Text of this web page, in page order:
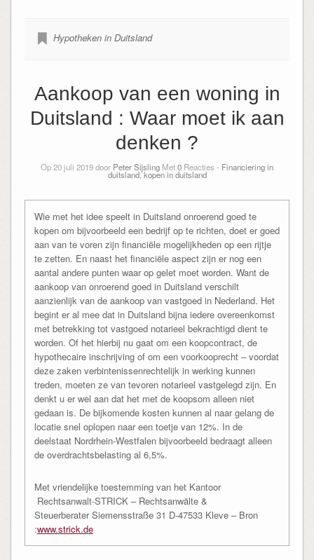
Hypotheken in Duitsland
Aankoop van een woning in
Duitsland : Waar moet ik aan
denken ?
Op 20 juli 2019 door Peter Sijsling Met0 Reacties - Financiering in
duitsland,kopen in duitsland
Wie met het idee speelt in Duitsland onroerend goed te
kopen om bijvoorbeeld een bedrijf op te richten, doet er goed
aan van te voren zijn financiële mogelijkheden op een rijtje
te zetten. En naast het financiële aspect zijn er nog een
aantal andere punten waar op gelet moet worden. Want de
aankoop van onroerend goed in Duitsland verschilt
aanzienlijk van de aankoop van vastgoed in Nederland. Het
begint er al mee dat in Duitsland bijna iedere overeenkomst
met betrekking tot vastgoed notarieel bekrachtigd dient te
worden. Of het hierbij nu gaat om een koopcontract, de
hypothecaire inschrijving of om een voorkooprecht – voordat
deze zaken verbintenissenrechtelijk in werking kunnen
treden, moeten ze van tevoren notarieel vastgelegd zijn. En
denkt u er wel aan dat het met de koopsom alleen niet
gedaan is. De bijkomende kosten kunnen al naar gelang de
locatie snel oplopen naar een toetje van 12%. In de
deelstaat Nordrhein-Westfalen bijvoorbeeld bedraagt alleen
de overdrachtsbelasting al 6,5%.
Met vriendelijke toestemming van het Kantoor
Rechtsanwalt-STRICK – Rechtsanwälte &
Steuerberater Siemensstraße 31 D-47533 Kleve – Bron
:www.strick.de